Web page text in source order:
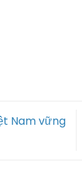
Nam vững